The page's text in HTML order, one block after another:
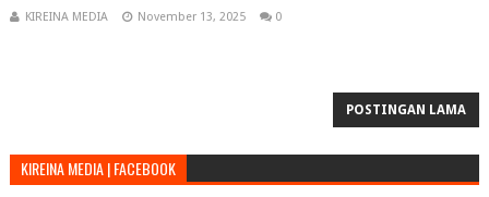
KIREINA MEDIA November 13, 2025 0
POSTINGAN LAMA
KIREINA MEDIA | FACEBOOK